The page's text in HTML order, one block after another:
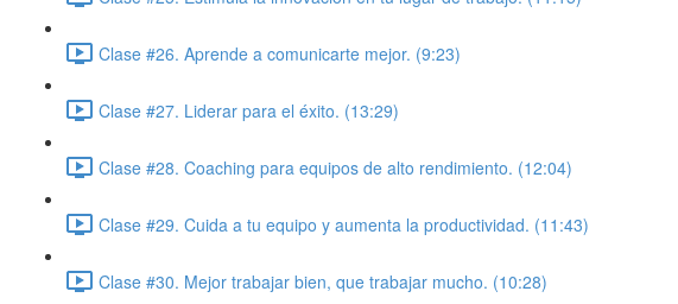
Clase #26. Aprende a comunicarte mejor. (9:23)
Clase #27. Liderar para el éxito. (13:29)
Clase #28. Coaching para equipos de alto rendimiento. (12:04)
Clase #29. Cuida a tu equipo y aumenta la productividad. (11:43)
Clase #30. Mejor trabajar bien, que trabajar mucho. (10:28)